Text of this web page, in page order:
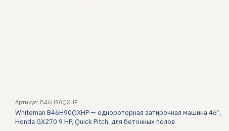
Артикул: B46H90QXHP
Whiteman B46H90QXHP — однороторная затирочная машина 46”,
Honda GX270 9 HP, Quick Pitch, для бетонных полов